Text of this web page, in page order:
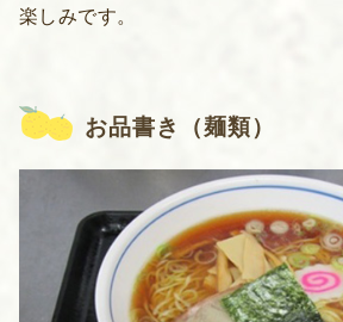
楽しみです。
お品書き（麺類）